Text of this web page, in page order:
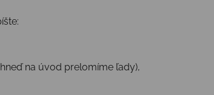
na úvod prelomíme ľady),